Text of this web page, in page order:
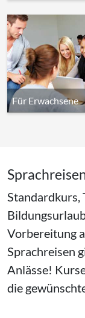
Für Erwachsene
Standardkurs,
Vorbereitung
Sprachreisen
Anlässe!
die